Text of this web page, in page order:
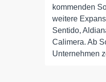
kommenden
weitere
Sentido,
Calimera. Ab
Unternehmen